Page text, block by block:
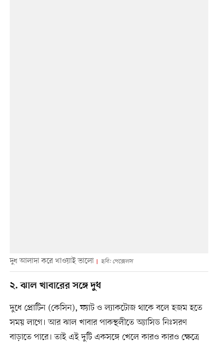
দুধ আলাদা করে খাওয়াই ভালো ছবি: পেক্সেলস
২. ঝাল খাবারের সঙ্গে দুধ
দুধে প্রোটিন (কেসিন), ফ্যাট ও ল্যাকটোজ থাকে বলে হজম হতে
সময় লাগে। আর ঝাল খাবার পাকস্থলীতে অ্যাসিড নিঃসরণ
বাড়াতে পারে। তাই এই দুটি একসঙ্গে খেলে কারও কারও ক্ষেত্রে